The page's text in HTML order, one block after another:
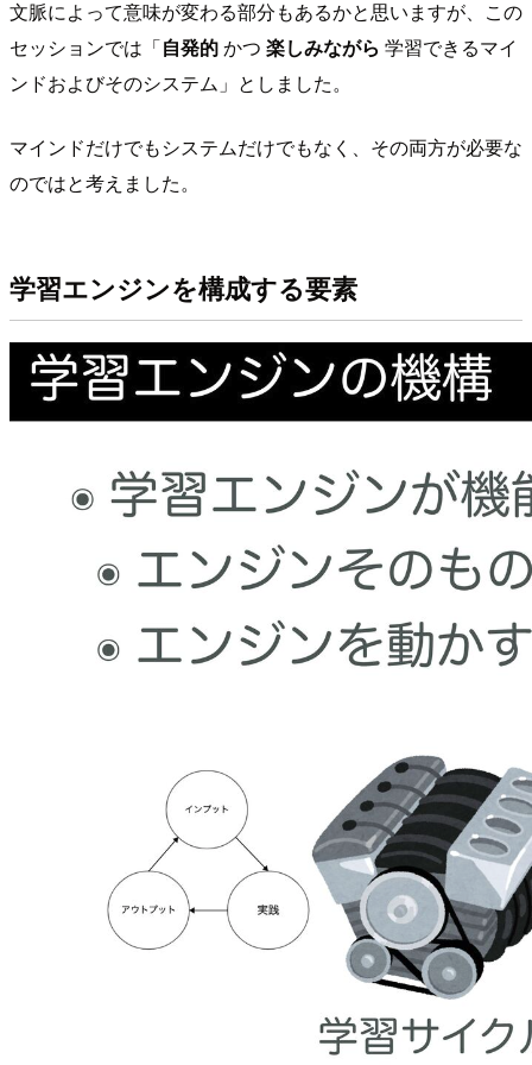
文脈によって意味が変わる部分もあるかと思いますが、この
セッションでは「自発的かつ 楽しみながら 学習できるマイ
ンドおよびそのシステム」としました。
マインドだけでもシステムだけでもなく、その両方が必要な
のではと考えました。
学習エンジンを構成する要素